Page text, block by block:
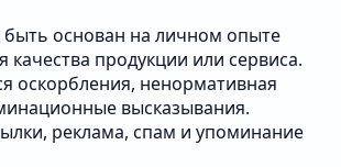
основан на личном опыте
качества продукции или сервиса.
оскорбления, ненормативная
высказывания.
реклама, спам и упоминание